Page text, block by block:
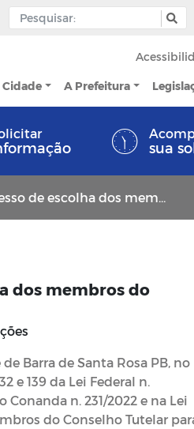
Cidade A Prefeitura
sua
do Conselho Tutelar do Município - retíficado
dos membros do
Barra de Santa Rosa PB, no
e 139 da Lei Federal n.
n. 231/2022 e na Lei
do Conselho Tutelar